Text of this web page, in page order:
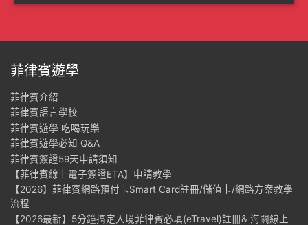
菲律賓遊學
菲律賓介紹
菲律賓語言學校
菲律賓遊學 吃喝玩樂
菲律賓遊學必知 Q&A
菲律賓簽證59天申請須知
【菲律賓線上電子簽證ETA】申請教學
【2026】菲律賓網路預付卡Smart Card註冊/儲值卡/網路方案教學
流程
【2026最新】5分鐘搞定入境菲律賓必填(eTravel)註冊& 海關線上